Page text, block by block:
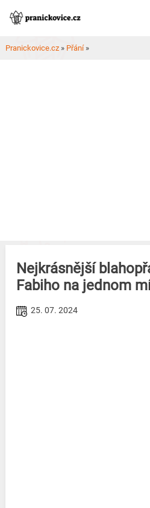
Skip
Pranickovice.cz » Přání»
Nejkrásnější
Fabiho na jednom
25. 07. 2024